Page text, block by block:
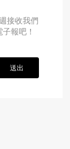
接收我們
報吧！
送出